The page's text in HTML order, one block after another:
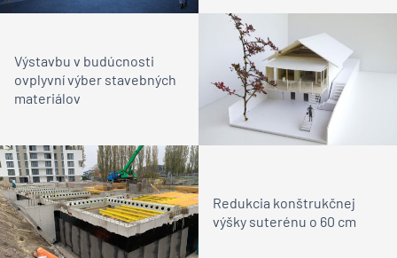
Výstavbu v budúcnosti
ovplyvní výber stavebných
materiálov
Redukcia konštrukčnej
výšky suterénu o 60 cm